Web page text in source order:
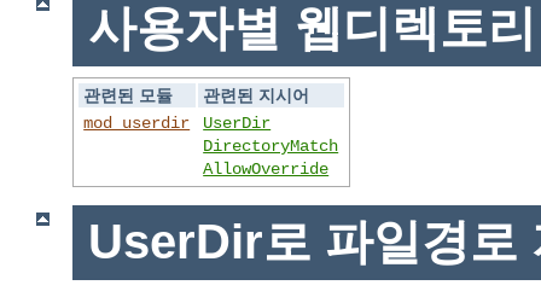
사용자별 웹디렉토리
관련된 모듈
관련된 지시어
mod_userdir
UserDir
DirectoryMatch
AllowOverride
UserDir로 파일경로